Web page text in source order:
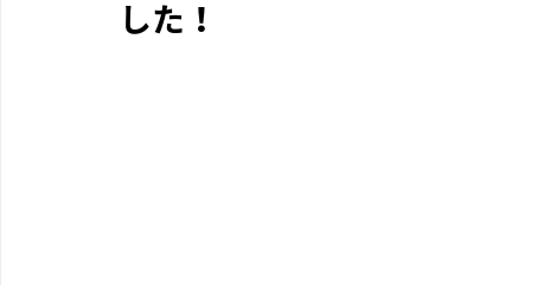
した！